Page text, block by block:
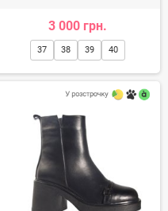
3 000 грн.
37 38 39 40